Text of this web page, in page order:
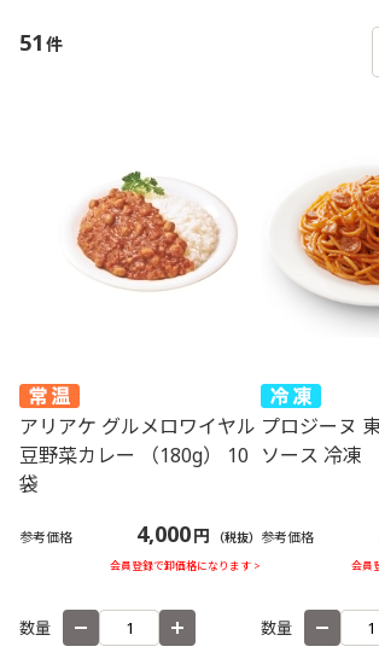
51 件
アリアケ グルメロワイヤル
豆野菜カレー （180g） 10
袋
参考価格 4,000円 （税抜）
会員登録で卸価格になります >
数量
プロジーヌ
参考価格
会員
数量